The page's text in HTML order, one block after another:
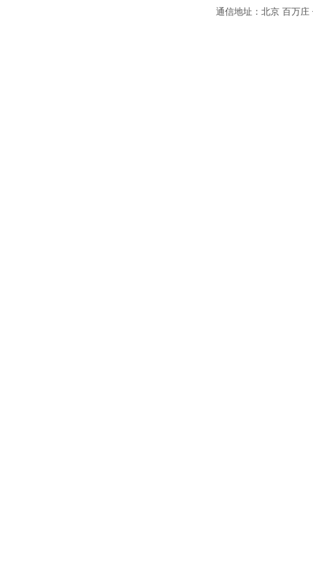
通信地址：北京 百万